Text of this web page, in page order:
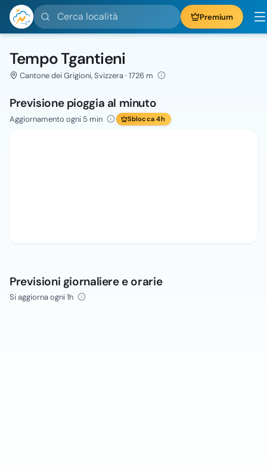
Cerca località Premium
Tempo Tgantieni
Cantone dei Grigioni, Svizzera · 1726 m
Previsione pioggia al minuto
Aggiornamento ogni 5 min Sblocca 4h
Previsioni giornaliere e orarie
Si aggiorna ogni 1h